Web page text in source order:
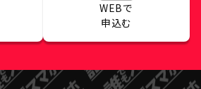
WEBで
申込む